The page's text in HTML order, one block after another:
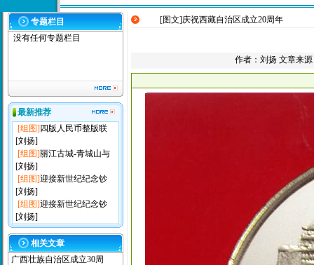
专题栏目
没有任何专题栏目
最新推荐
[组图]四版人民币整版联
[刘扬]
[组图]丽江古城-青城山与
[刘扬]
[组图]迎接新世纪纪念钞
[刘扬]
[组图]迎接新世纪纪念钞
[刘扬]
相关文章
广西壮族自治区成立30周
[图文]庆祝西藏自治区成立20周年
作者： 刘扬 文章来源